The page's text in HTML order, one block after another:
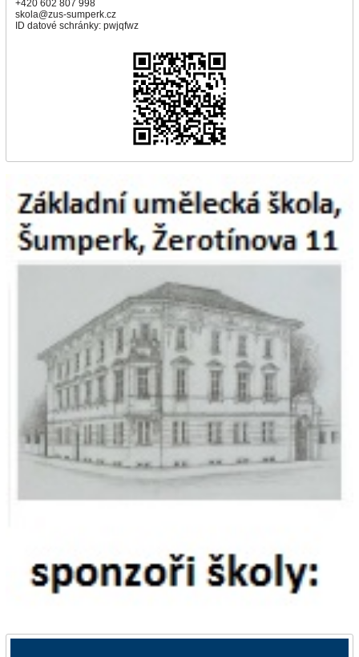
+420 602 807 998
skola@zus-sumperk.cz
ID datové schránky: pwjqfwz